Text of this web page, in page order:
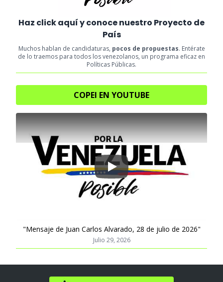
Haz click aquí y conoce nuestro Proyecto de
País
Muchos hablan de candidaturas, pocos de propuestas. Entérate
de lo traemos para todos los venezolanos, un programa eficaz en
Políticas Públicas.
COPEI EN YOUTUBE
Play
"Mensaje de Juan Carlos Alvarado, 28 de julio de 2026"
Julio 29, 2026